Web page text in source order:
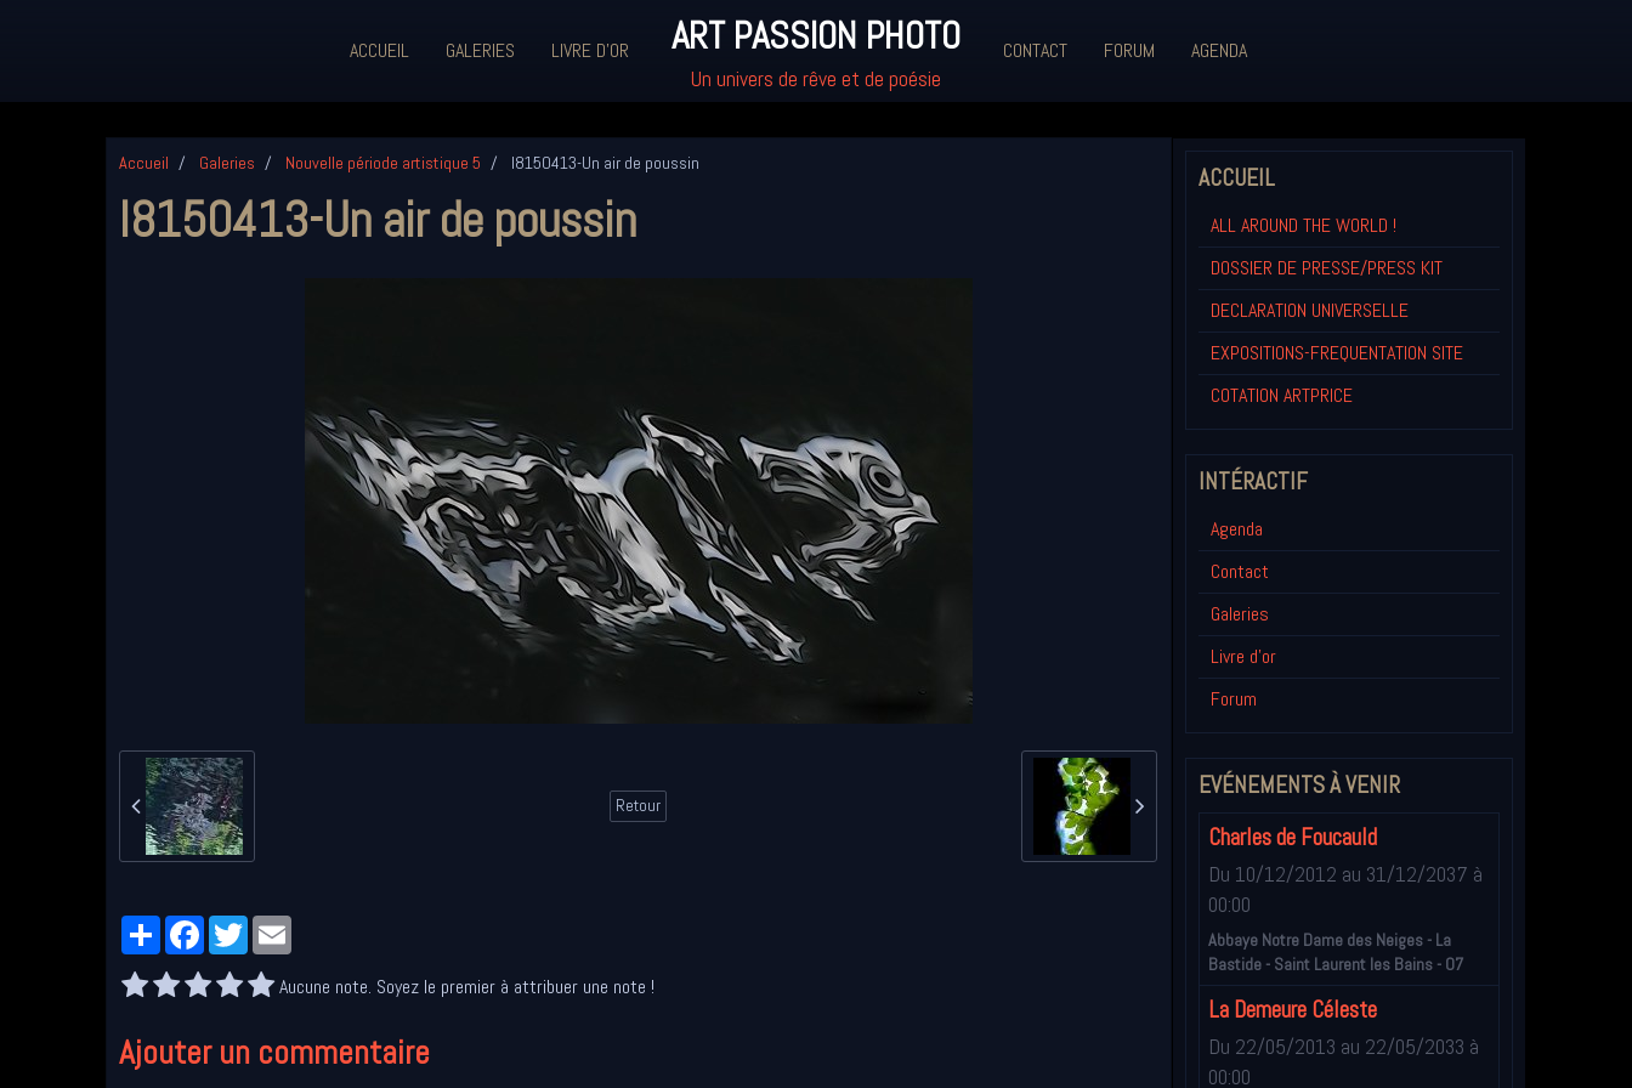
ACCUEIL GALERIES LIVRE D'OR ART PASSION PHOTO
Un univers de rêve et de poésie
CONTACT FORUM AGENDA
Accueil Galeries Nouvelle période artistique 5 I8150413-Un air de poussin
I8150413-Un air de poussin
Retour
PartagerFacebookTwitter
Aucune note. Soyez le premier à attribuer une note !
Ajouter un commentaire
ACCUEIL
ALL AROUND THE WORLD !
DOSSIER DE PRESSE/PRESS KIT
DECLARATION UNIVERSELLE
EXPOSITIONS-FREQUENTATION SITE
COTATION ARTPRICE
INTÉRACTIF
Agenda
Contact
Galeries
Livre d'or
Forum
EVÉNEMENTS À VENIR
Charles de Foucauld
Du 10/12/2012 au 31/12/2037 à
00:00
Abbaye Notre Dame des Neiges - La
Bastide - Saint Laurent les Bains - 07
La Demeure Céleste
Du 22/05/2013 au 22/05/2033 à
00:00